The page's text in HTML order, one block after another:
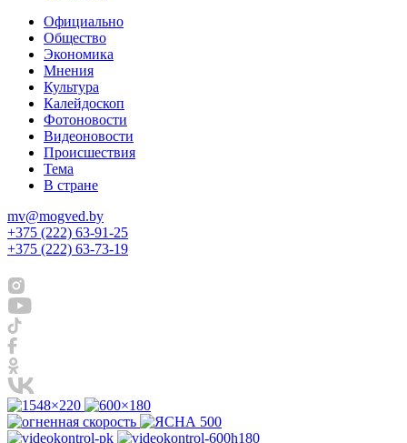
Официально
Общество
Экономика
Мнения
Культура
Калейдоскоп
Фотоновости
Видеоновости
Происшествия
Тема
В стране
mv@mogved.by
+375 (222) 63-91-25
+375 (222) 63-73-19